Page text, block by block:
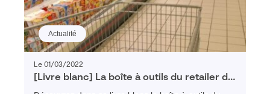
Actualité
Le 01/03/2022
[Livre blanc] La boîte à outils du retailer de
2030